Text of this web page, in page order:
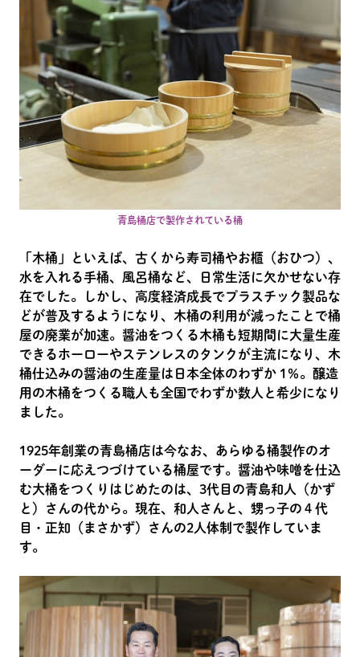
青島桶店で製作されている桶
「木桶」といえば、古くから寿司桶やお櫃（おひつ）、
水を入れる手桶、風呂桶など、日常生活に欠かせない存
在でした。しかし、高度経済成長でプラスチック製品な
どが普及するようになり、木桶の利用が減ったことで桶
屋の廃業が加速。醤油をつくる木桶も短期間に大量生産
できるホーローやステンレスのタンクが主流になり、木
桶仕込みの醤油の生産量は日本全体のわずか 1％。醸造
用の木桶をつくる職人も全国でわずか数人と希少になり
ました。
1925年創業の青島桶店は今なお、あらゆる桶製作のオ
ーダーに応えつづけている桶屋です。醤油や味噌を仕込
む大桶をつくりはじめたのは、3代目の青島和人（かず
と）さんの代から。現在、和人さんと、甥っ子の４代
目・正知（まさかず）さんの2人体制で製作していま
す。